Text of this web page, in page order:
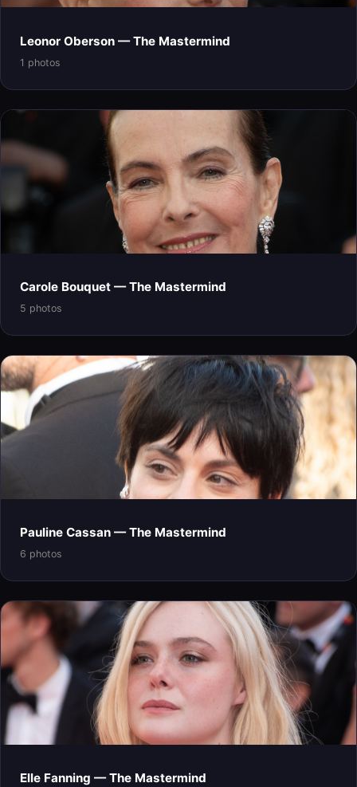
Leonor Oberson — The Mastermind
1 photos
Carole Bouquet — The Mastermind
5 photos
Pauline Cassan — The Mastermind
6 photos
Elle Fanning — The Mastermind